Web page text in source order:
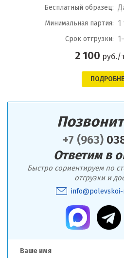
Бесплатный образец:
Минимальная партия: 1
Срок отгрузки:
2 100 руб./
+7 (963)
Ответим в
Быстро сориентируем по
отгрузки и
info@polevskoi-
Ваше имя